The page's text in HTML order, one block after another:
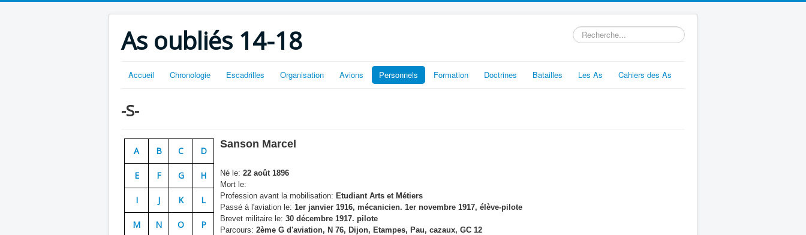
As oubliés 14-18 Rechercher
Accueil Chronologie Escadrilles Organisation Avions Personnels Formation Doctrines Batailles Les As Cahiers des As
-S-
A B C D
E F G H
I J K L
M N O P
Sanson Marcel
Né le: 22 août 1896
Mort le:
Profession avant la mobilisation: Etudiant Arts et Métiers
Passé à l'aviation le: 1er janvier 1916, mécanicien. 1er novembre 1917, élève-pilote
Brevet militaire le: 30 décembre 1917. pilote
Parcours: 2ème G d'aviation, N 76, Dijon, Etampes, Pau, cazaux, GC 12